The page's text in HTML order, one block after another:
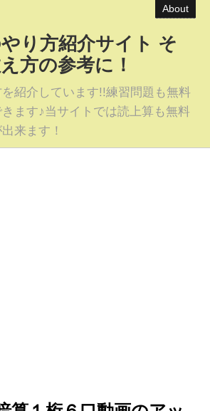
About
り方紹介サイト そ
方の参考に！
紹介しています!!練習問題も無料
ます♪当サイトでは読上算も無料
来ます！